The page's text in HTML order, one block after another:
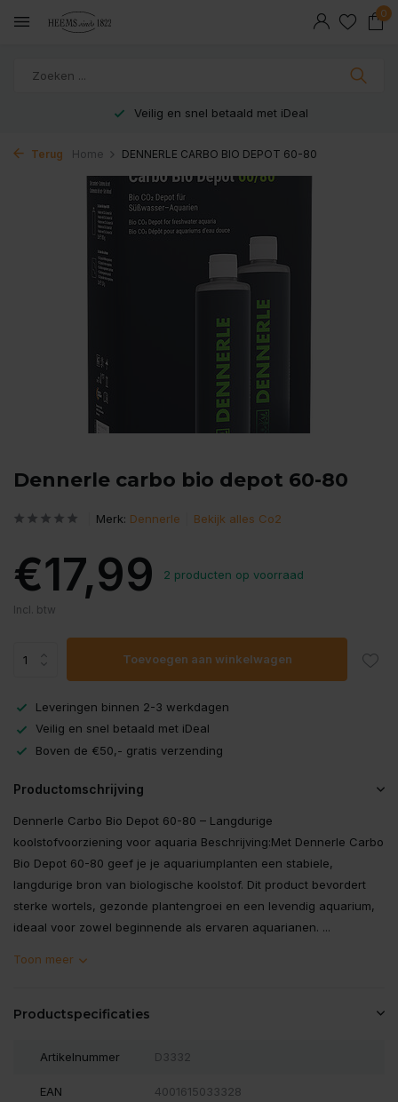
0
Veilig en snel betaald met iDeal
Terug Home DENNERLE CARBO BIO DEPOT 60-80
Dennerle carbo bio depot 60-80
Merk: Dennerle Bekijk alles Co2
€17,99 2 producten op voorraad
Incl. btw
Toevoegen aan winkelwagen
Leveringen binnen 2-3 werkdagen
Veilig en snel betaald met iDeal
Boven de €50,- gratis verzending
Productomschrijving
Dennerle Carbo Bio Depot 60-80 – Langdurige
koolstofvoorziening voor aquaria Beschrijving:Met Dennerle Carbo
Bio Depot 60-80 geef je je aquariumplanten een stabiele,
langdurige bron van biologische koolstof. Dit product bevordert
sterke wortels, gezonde plantengroei en een levendig aquarium,
ideaal voor zowel beginnende als ervaren aquarianen. ...
Toon meer
Productspecificaties
Artikelnummer D3332
EAN 4001615033328